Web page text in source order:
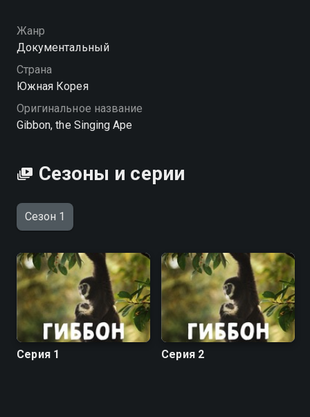
где любовь и верность становятся выше законов
джунглей.
Жанр
Документальный
Страна
Южная Корея
Оригинальное название
Gibbon, the Singing Ape
Сезоны и серии
Сезон 1
Серия 1 Серия 2